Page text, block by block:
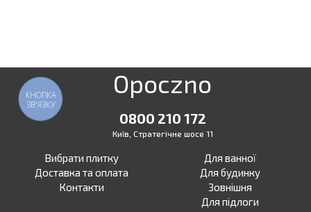
Opoczno
0800 210 172
Київ, Стратегічне шосе 11
Вибрати плитку
Доставка та оплата
Контакти
Для ванної
Для будинку
Зовнішня
Для підлоги
КНОПКА
ЗВ'ЯЗКУ